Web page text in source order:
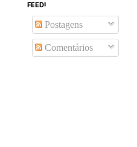
FEED!
Postagens
Comentários